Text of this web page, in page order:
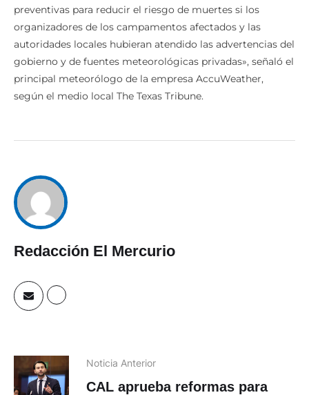
preventivas para reducir el riesgo de muertes si los
organizadores de los campamentos afectados y las
autoridades locales hubieran atendido las advertencias del
gobierno y de fuentes meteorológicas privadas», señaló el
principal meteorólogo de la empresa AccuWeather,
según el medio local The Texas Tribune.
Redacción El Mercurio
Noticia Anterior
CAL aprueba reformas para